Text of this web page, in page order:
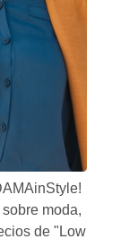
moda,
de "Low